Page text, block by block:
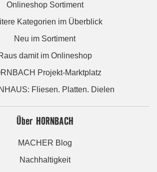
Onlineshop Sortiment
Kategorien im Überblick
Neu im Sortiment
damit im Onlineshop
Projekt-Marktplatz
Fliesen. Platten. Dielen
Über HORNBACH
MACHER Blog
Nachhaltigkeit